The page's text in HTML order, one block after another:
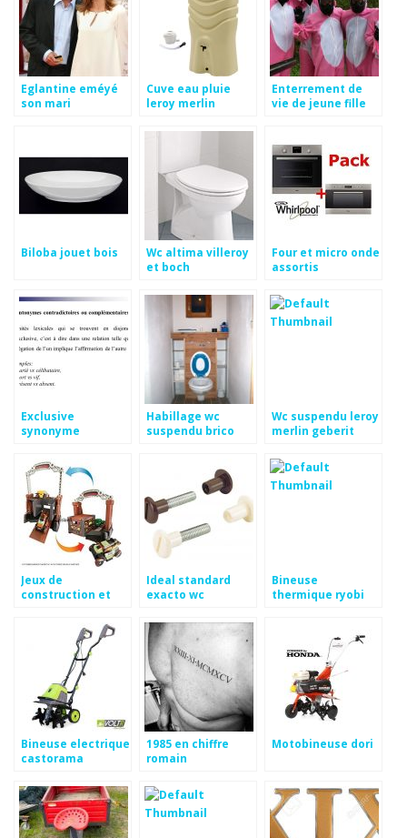
Eglantine eméyé
son mari
Cuve eau pluie
leroy merlin
Enterrement de
vie de jeune fille
Biloba jouet bois
Wc altima villeroy
et boch
Four et micro onde
assortis
whirlpool
Exclusive
synonyme
Habillage wc
suspendu brico
Wc suspendu leroy
merlin geberit
Jeux de
construction et
Ideal standard
exacto wc
Bineuse
thermique ryobi
Bineuse electrique
castorama
1985 en chiffre
romain
Motobineuse dori